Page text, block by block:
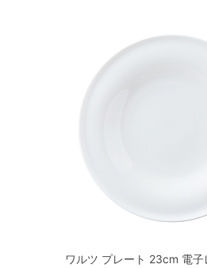
ワルツ プレート 23cm 電子